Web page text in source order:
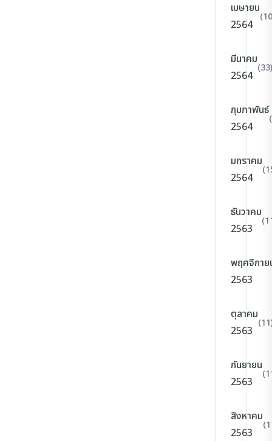
เมษายน
2564
มีนาคม
2564
(33)
กุมภาพันธ์
2564
มกราคม
2564
ธันวาคม
2563
พฤศจิกาย
2563
ตุลาคม
2563
กันยายน
2563
สิงหาคม
2563